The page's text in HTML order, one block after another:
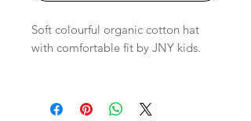
Soft colourful organic cotton hat
with comfortable fit by JNY kids.
Lycra